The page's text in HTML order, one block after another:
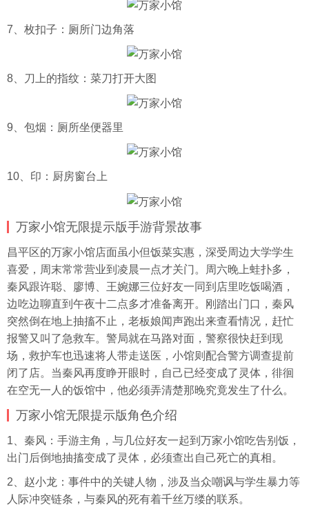
7、枚扣子：厕所门边角落
8、刀上的指纹：菜刀打开大图
9、包烟：厕所坐便器里
10、印：厨房窗台上
万家小馆无限提示版手游背景故事
昌平区的万家小馆店面虽小但饭菜实惠，深受周边大学学生
喜爱，周末常常营业到凌晨一点才关门。周六晚上蛙扑多，
秦风跟许聪、廖博、王婉娜三位好友一同到店里吃饭喝酒，
边吃边聊直到午夜十二点多才准备离开。刚踏出门口，秦风
突然倒在地上抽搐不止，老板娘闻声跑出来查看情况，赶忙
报警又叫了急救车。警局就在马路对面，警察很快赶到现
场，救护车也迅速将人带走送医，小馆则配合警方调查提前
闭了店。当秦风再度睁开眼时，自己已经变成了灵体，徘徊
在空无一人的饭馆中，他必须弄清楚那晚究竟发生了什么。
万家小馆无限提示版角色介绍
1、秦风：手游主角，与几位好友一起到万家小馆吃告别饭，
出门后倒地抽搐变成了灵体，必须查出自己死亡的真相。
2、赵小龙：事件中的关键人物，涉及当众嘲讽与学生暴力等
人际冲突链条，与秦风的死有着千丝万缕的联系。